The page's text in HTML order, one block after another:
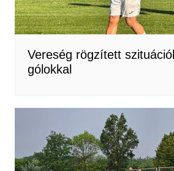
Vereség rögzített
gólokkal